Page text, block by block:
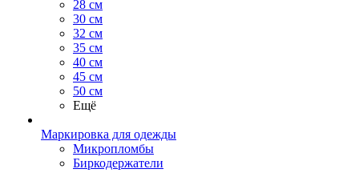
28 см
30 см
32 см
35 см
40 см
45 см
50 см
Ещё
Маркировка для одежды
Микропломбы
Биркодержатели